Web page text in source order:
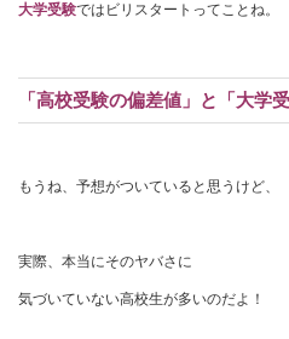
大学受験ではビリスタートってことね。
「高校受験の偏差値」と「大学
もうね、予想がついていると思うけど、
実際、本当にそのヤバさに
気づいていない高校生が多いのだよ！